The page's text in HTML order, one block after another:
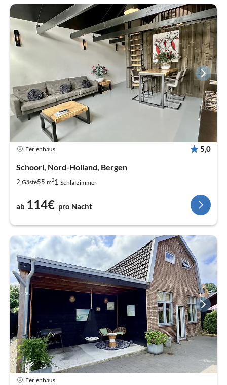
Ferienhaus 5,0
Schoorl, Nord-Holland, Bergen
2 Gäste55 m21 Schlafzimmer
ab 114€ pro Nacht
Ferienhaus